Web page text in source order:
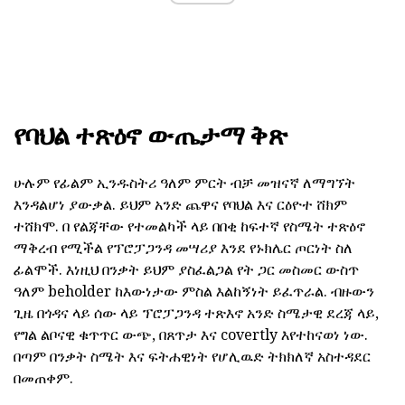
የባህል ተጽዕኖ ውጤታማ ቅጽ
ሁሉም የፊልም ኢንዱስትሪ ዓለም ምርት ብቻ መዝናኛ ለማግኘት
እንዳልሆነ ያውቃል. ይህም አንድ ጨዋና የባህል እና ርዕዮተ ሸክም
ተሸክሞ. በ የልጃቸው የተመልካች ላይ በበቂ ከፍተኛ የስሜት ተጽዕኖ
ማቅረብ የሚችል የፕሮፓጋንዳ መሣሪያ እንደ የኑክሌር ጦርነት ስለ
ፊልሞች. እነዚህ በንቃት ይህም ያስፈልጋል የት ጋር መስመር ውስጥ
ዓለም beholder ከእውነታው ምስል እልከኝነት ይፈጥራል. ብዙውን
ጊዜ በጎዳና ላይ ሰው ላይ ፕሮፓጋንዳ ተጽእኖ አንድ ስሜታዊ ደረጃ ላይ,
የግል ልቦናዊ ቁጥጥር ውጭ, በጸጥታ እና covertly እየተከናወነ ነው.
በጣም በንቃት ስሜት እና ፍትሐዊነት የሆሊዉድ ትክክለኛ አስተዳደር
በመጠቀም.